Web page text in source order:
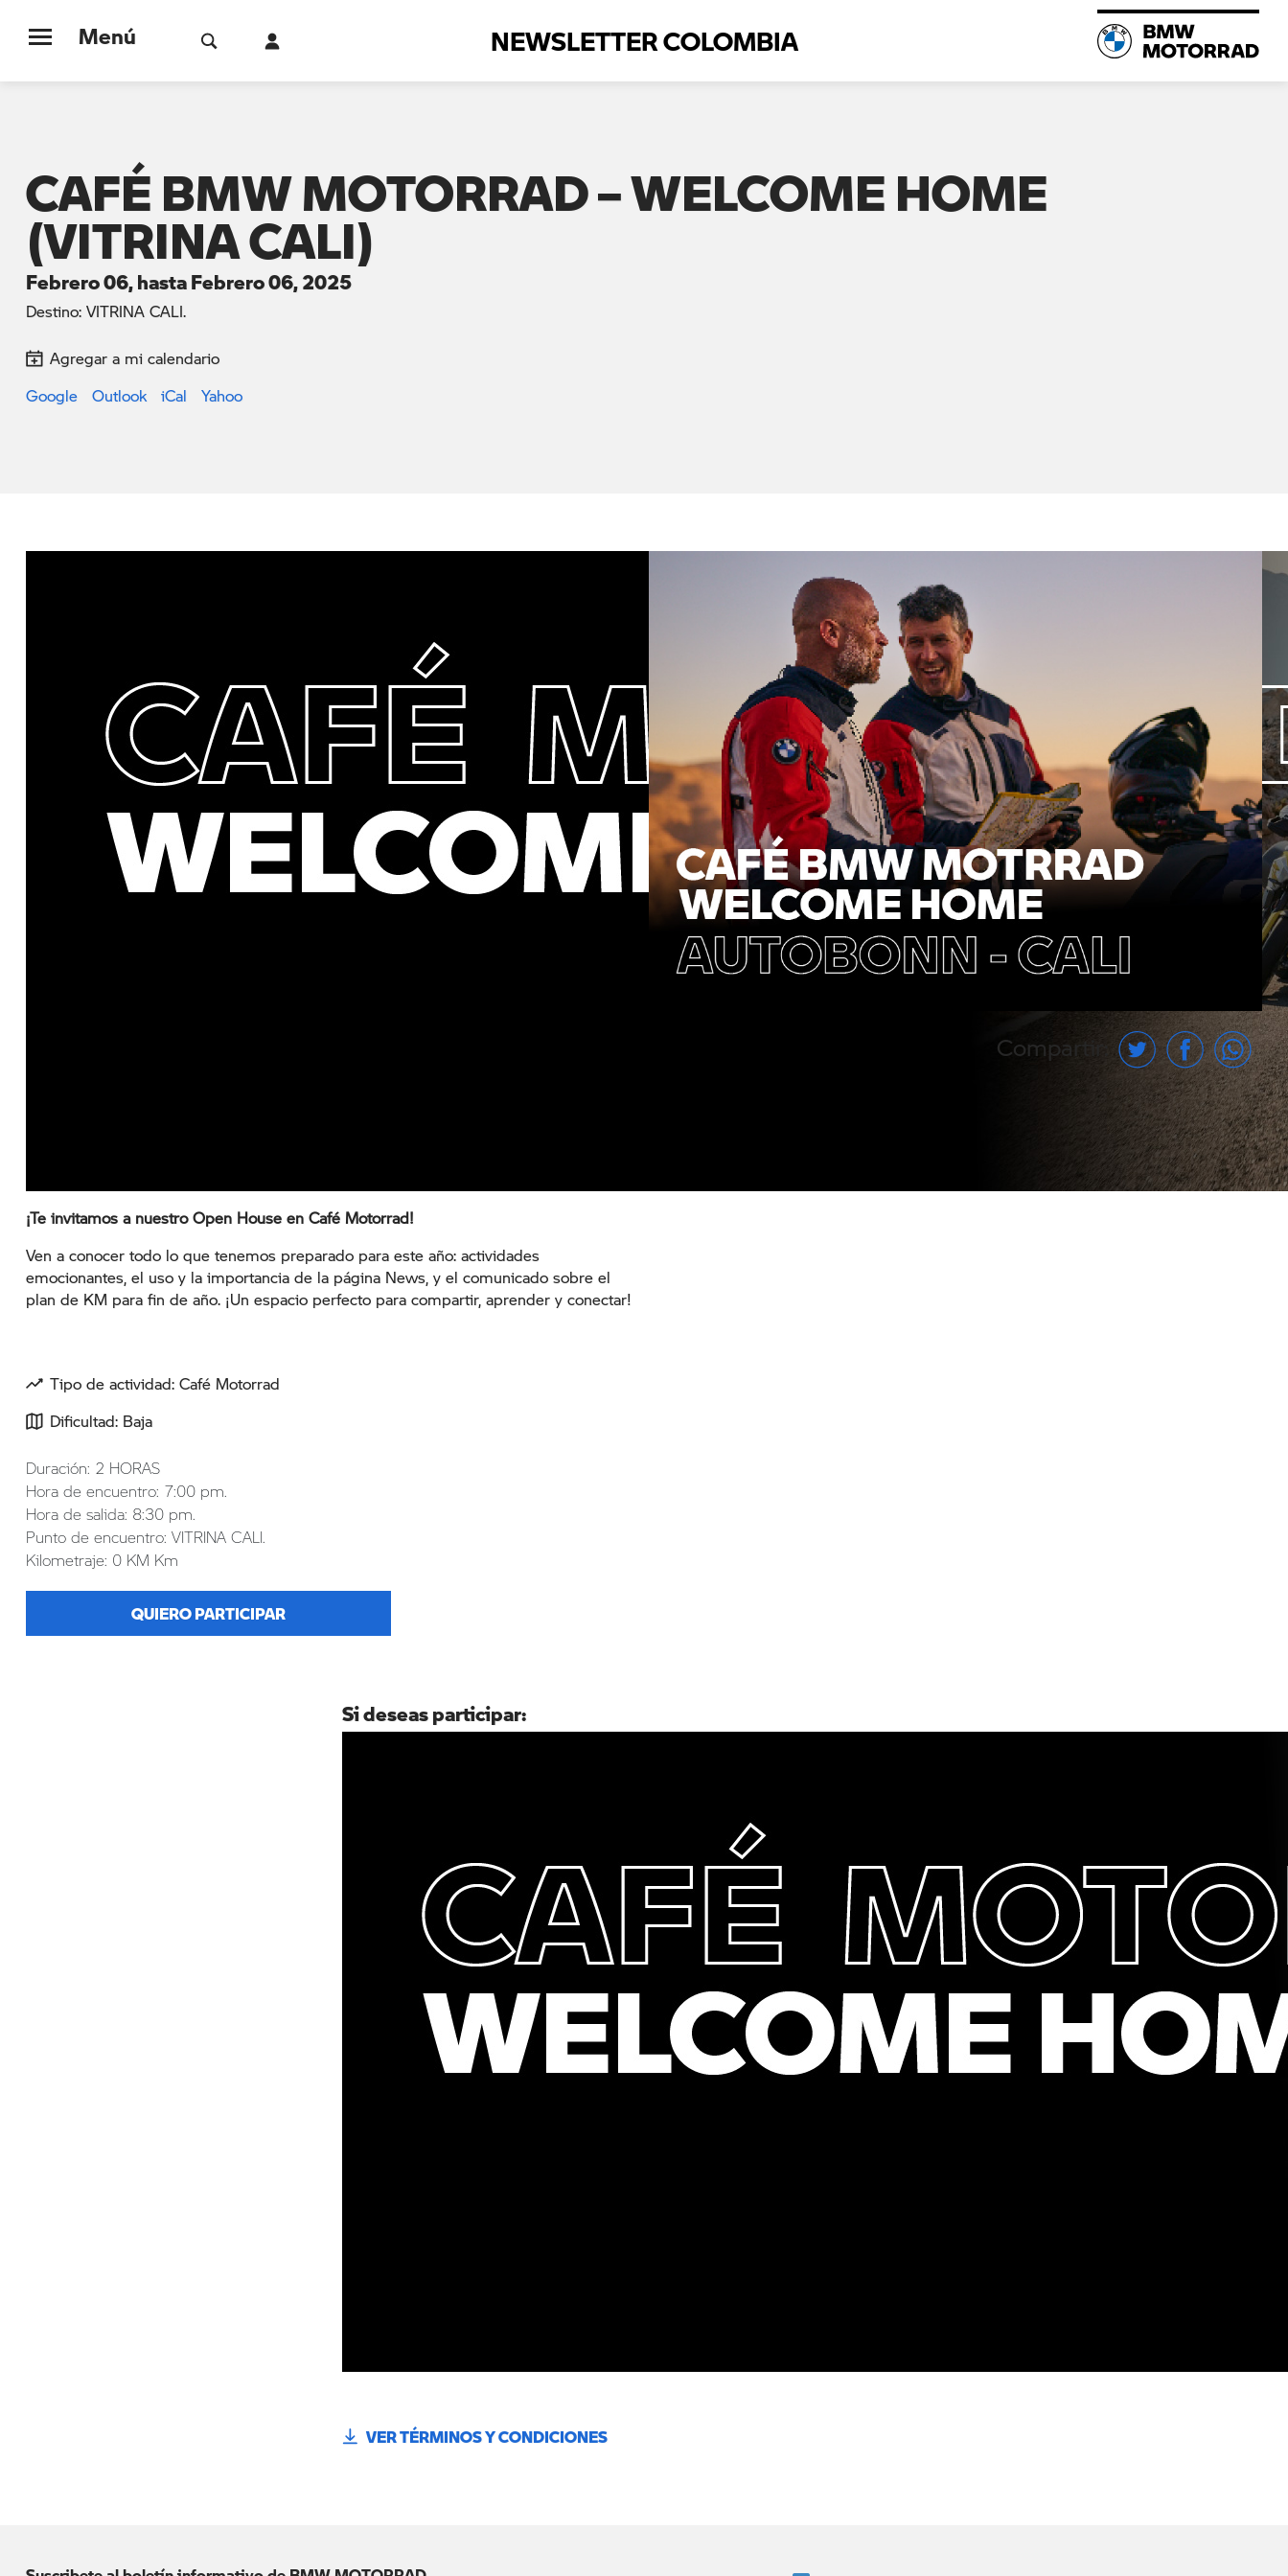
Menú NEWSLETTER COLOMBIA
CAFÉ BMW MOTORRAD – WELCOME HOME
(VITRINA CALI)
Febrero 06, hasta Febrero 06, 2025
Destino: VITRINA CALI.
Agregar a mi calendario
Google
Outlook iCal Yahoo
¡Te invitamos a nuestro Open House en Café Motorrad!
Ven a conocer todo lo que tenemos preparado para este año: actividades
emocionantes, el uso y la importancia de la página News, y el comunicado sobre el
plan de KM para fin de año. ¡Un espacio perfecto para compartir, aprender y conectar!
Tipo de actividad: Café Motorrad
Dificultad: Baja
Duración: 2 HORAS
Hora de encuentro: 7:00 pm.
Hora de salida: 8:30 pm.
Punto de encuentro: VITRINA CALI.
Kilometraje: 0 KM Km
QUIERO PARTICIPAR
Compartir:
Si deseas participar:
VER TÉRMINOS Y CONDICIONES